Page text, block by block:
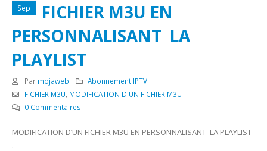
Sep
FICHIER M3U EN
PERSONNALISANT LA
PLAYLIST
Par mojaweb
Abonnement IPTV
FICHIER M3U MODIFICATION D'UN FICHIER M3U
0 Commentaires
MODIFICATION D’UN FICHIER M3U EN PERSONNALISANT LA PLAYLIST
.